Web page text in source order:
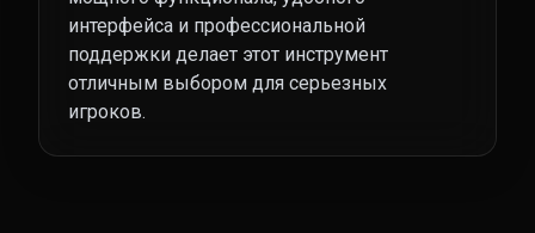
интерфейса и профессиональной
поддержки делает этот инструмент
отличным выбором для серьезных
игроков.